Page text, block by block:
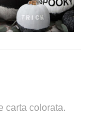
carta colorata.